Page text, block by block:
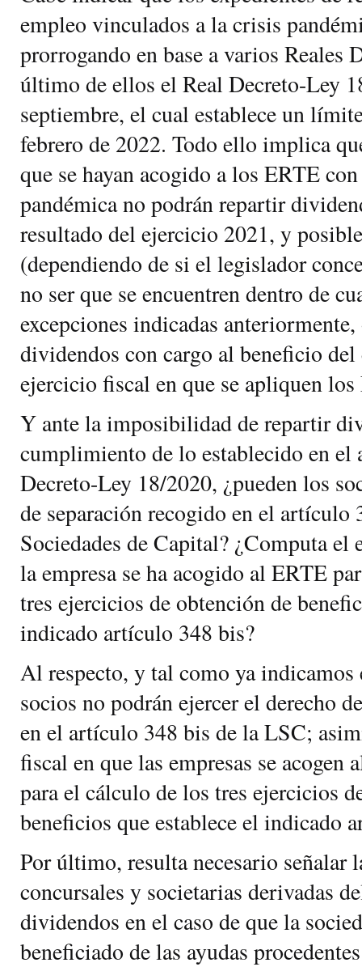
empleo vinculados a la crisis
prorrogando en base a varios Reales
último de ellos el Real Decreto-Ley
septiembre, el cual establece un
febrero de 2022. Todo ello implica
que se hayan acogido a los ERTE
pandémica no podrán repartir
resultado del ejercicio 2021, y
(dependiendo de si el legislador
no ser que se encuentren dentro de
excepciones indicadas
dividendos con cargo al beneficio
ejercicio fiscal en que se apliquen
Y ante la imposibilidad de repartir
cumplimiento de lo establecido en el
Decreto-Ley 18/2020, ¿pueden los
de separación recogido en el artículo
Sociedades de Capital? ¿Computa
la empresa se ha acogido al ERTE
tres ejercicios de obtención de
indicado artículo 348 bis?
Al respecto, y tal como ya indicamos
socios no podrán ejercer el derecho
en el artículo 348 bis de la LSC;
fiscal en que las empresas se acogen
para el cálculo de los tres ejercicios
beneficios que establece el indicado
Por último, resulta necesario señalar
concursales y societarias derivadas
dividendos en el caso de que la
beneficiado de las ayudas